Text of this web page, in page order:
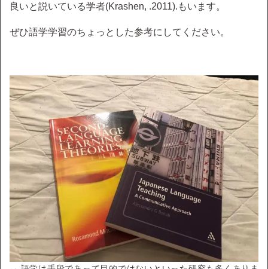
良いと説いている学者(Krashen, .2011).もいます。
ぜひ語学学習のちょっとした参考にしてください。